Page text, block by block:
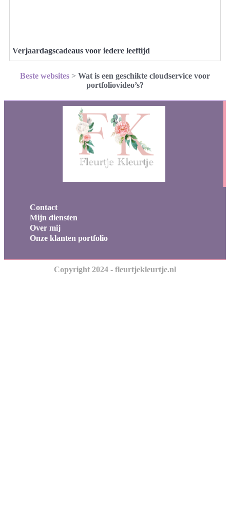
Verjaardagscadeaus voor iedere leeftijd
Beste websites > Wat is een geschikte cloudservice voor
portfoliovideo’s?
Contact
Mijn diensten
Over mij
Onze klanten portfolio
Copyright 2024 - fleurtjekleurtje.nl